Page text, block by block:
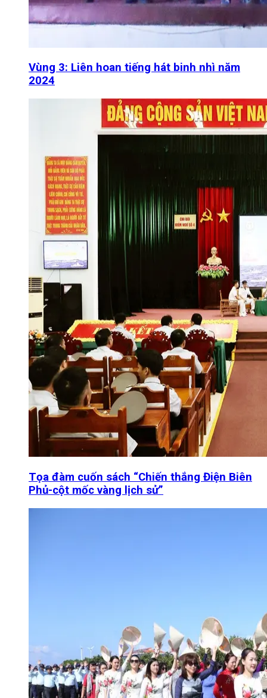
Vùng 3: Liên hoan tiếng hát binh nhì năm
2024
Tọa đàm cuốn sách “Chiến thắng Điện Biên
Phủ-cột mốc vàng lịch sử”